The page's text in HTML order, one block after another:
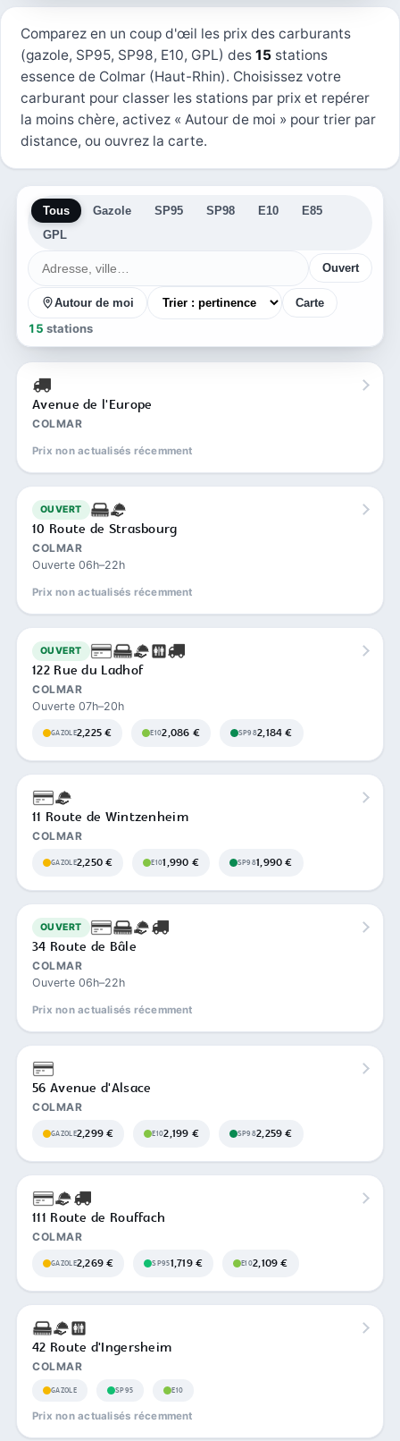
Comparez en un coup d'œil les prix des carburants
(gazole, SP95, SP98, E10, GPL) des 15 stations
essence de Colmar (Haut-Rhin). Choisissez votre
carburant pour classer les stations par prix et repérer
la moins chère, activez « Autour de moi » pour trier par
distance, ou ouvrez la carte.
Tous Gazole SP95 SP98 E10
E85
GPL
Ouvert
Autour de moi Carte
15 stations
Avenue de l'Europe
COLMAR
Prix non actualisés récemment
OUVERT
10 Route de Strasbourg
COLMAR
Ouverte 06h–22h
Prix non actualisés récemment
OUVERT
122 Rue du Ladhof
COLMAR
Ouverte 07h–20h
GAZOLE2,225 € E102,086 € SP982,184 €
11 Route de Wintzenheim
COLMAR
GAZOLE2,250 € E101,990 € SP981,990 €
OUVERT
34 Route de Bâle
COLMAR
Ouverte 06h–22h
Prix non actualisés récemment
56 Avenue d'Alsace
COLMAR
GAZOLE2,299 € E102,199 € SP982,259 €
111 Route de Rouffach
COLMAR
GAZOLE2,269 € SP951,719 € E102,109 €
42 Route d'Ingersheim
COLMAR
GAZOLE SP95 E10
Prix non actualisés récemment